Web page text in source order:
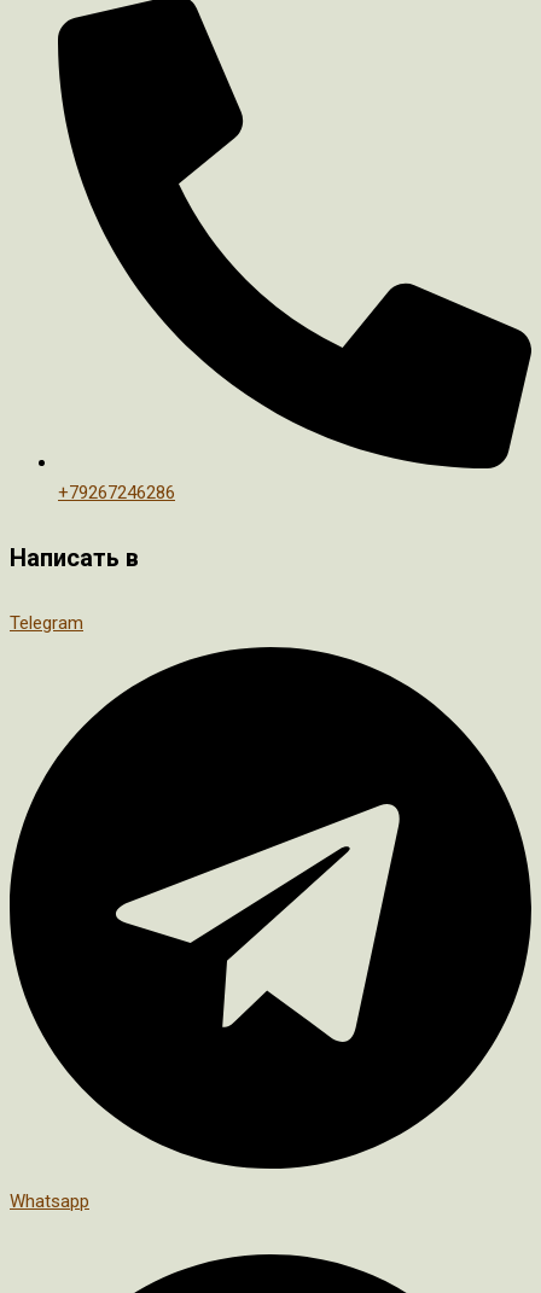
+79267246286
Написать в
Telegram
Whatsapp